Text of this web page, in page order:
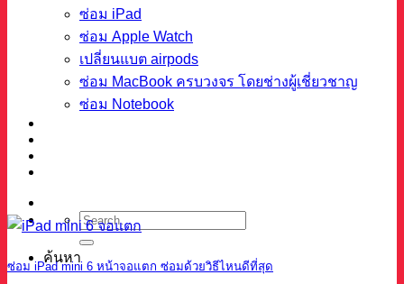
ซ่อม iPad
ซ่อม Apple Watch
เปลี่ยนแบต airpods
ซ่อม MacBook ครบวงจร โดยช่างผู้เชี่ยวชาญ
ซ่อม Notebook
ค้นหา
ซ่อม iPad mini 6 หน้าจอแตก ซ่อมด้วยวิธีไหนดีที่สุด